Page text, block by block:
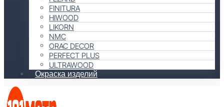
FINITURA
HIWOOD
LIKORN
NMC
ORAC DECOR
PERFECT PLUS
ULTRAWOOD
Окраска изделий